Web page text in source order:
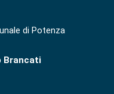
di Potenza
Brancati